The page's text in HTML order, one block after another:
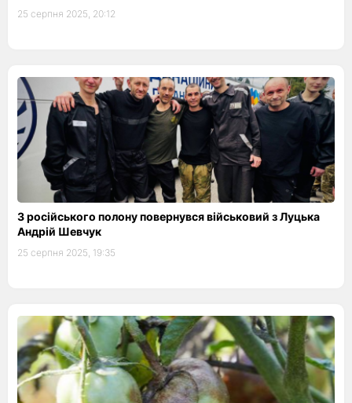
25 серпня 2025, 20:12
З російського полону повернувся військовий з Луцька
Андрій Шевчук
25 серпня 2025, 19:35